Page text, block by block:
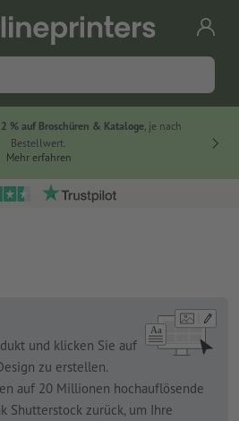
% auf Broschüren & Kataloge, je nach
Bestellwert.
Mehr erfahren
und klicken Sie auf
zu erstellen.
auf 20 Millionen hochauflösende
Shutterstock zurück, um Ihre